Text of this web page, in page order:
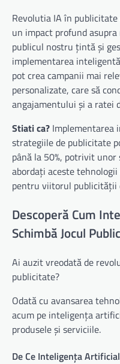
Revolutia IA în
un impact profund
publicul nostru țintă și
implementarea
pot crea campanii mai
personalizate, care să
angajamentului și a ratei
Stiati ca? Implementarea
strategiile de publicitate
până la 50%, potrivit
abordați aceste
pentru viitorul publicității
Descoperă Cum
Schimbă Jocul
Ai auzit vreodată de
publicitate?
Odată cu avansarea
acum pe inteligența
produsele și serviciile.
De Ce Inteligența